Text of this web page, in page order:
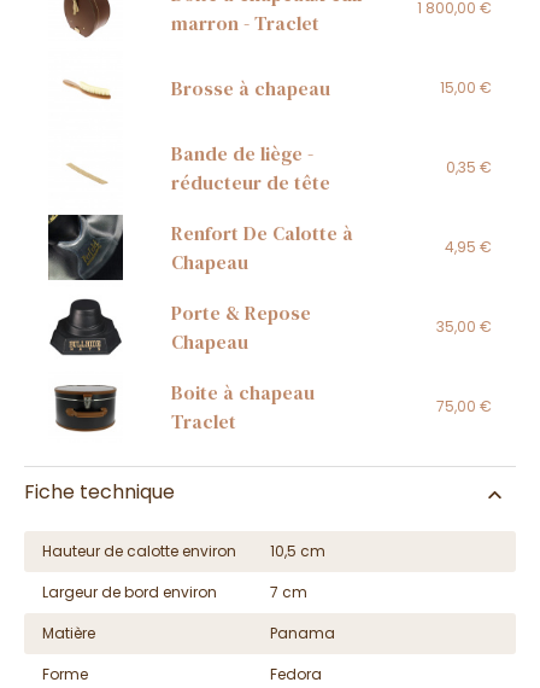
marron - Traclet
1 800,00 €
Brosse à chapeau 15,00 €
Bande de liège -
réducteur de tête
0,35 €
Renfort De Calotte à
Chapeau
4,95 €
Porte & Repose
Chapeau
35,00 €
Boite à chapeau
Traclet
75,00 €
Fiche technique
Hauteur de calotte environ
10,5 cm
Largeur de bord environ
7 cm
Matière
Panama
Forme
Fedora